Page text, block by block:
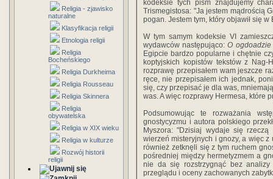
Religia - zjawisko
naturalne
Klasyfikacja religii
Etnologia religii
Religia
Bocheńskiego
Religia Durkheima
Religia Rousseau
Religia Skinnera
Religia
obywatelska
Religia w XIX wieku
Religia w kulturze
Rozwój historii
religii
kodeksie tych pism znajdujemy
Trismegistosa: "Ja jestem mądrością
pogan. Jestem tym, który objawił się
W tym samym kodeksie VI
wydawców następująco:O
Egipcie bardzo popularne i chętnie
koptyjskich kopistów tekstów z
rozprawę przepisałem wam jeszcze
ręce, nie przepisałem ich jednak,
się, czy przepisać je dla was,
was. A więc rozprawy Hermesa, które
Podsumowując te rozważania
gnostycyzmu i autora polskiego
Myszora: "Dzisiaj wydaje się
wierzeń misteryjnych i gnozy, a więc
również zetknęli się z tym ruchem
pośredniej między hermetyzmem a
nie da się rozstrzygnąć bez analizy
przeglądu i oceny zachowanych